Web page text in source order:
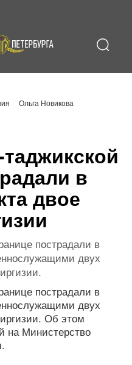
Ольга Новикова
в
двое
пострадали в
двух
пострадали в
двух
Об этом
на Министерство